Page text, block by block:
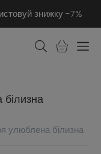
знижку -7%
улюблена білизна